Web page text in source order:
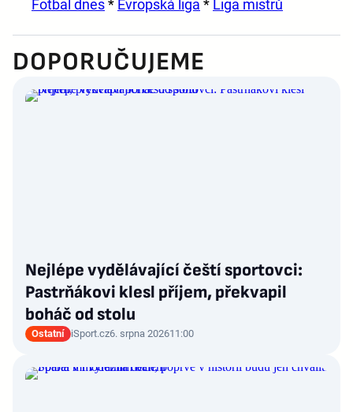
Fotbal dnes* Evropská liga * Liga mistrů
DOPORUČUJEME
Nejlépe vydělávající čeští sportovci:
Pastrňákovi klesl příjem, překvapil
boháč od stolu
Ostatní iSport.cz6. srpna 202611:00